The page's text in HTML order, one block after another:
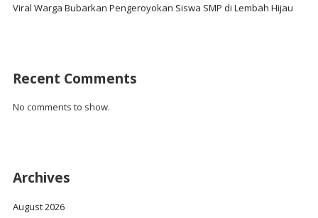
Viral Warga Bubarkan Pengeroyokan Siswa SMP di Lembah Hijau
Recent Comments
No comments to show.
Archives
August 2026